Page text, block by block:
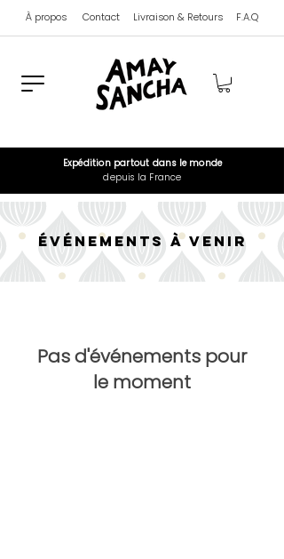
À propos Contact Livraison & Retours F.A.Q
Expéditionpartout dans le monde
depuis la France
événementsà venir
Pas d'événements pour
le moment